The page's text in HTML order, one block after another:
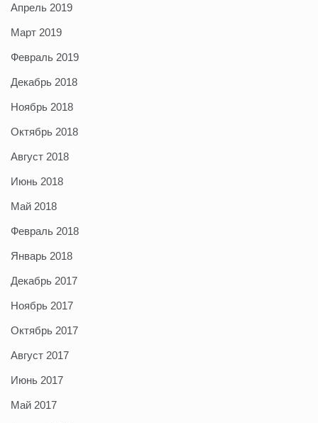
Апрель 2019
Март 2019
Февраль 2019
Декабрь 2018
Ноябрь 2018
Октябрь 2018
Август 2018
Июнь 2018
Май 2018
Февраль 2018
Январь 2018
Декабрь 2017
Ноябрь 2017
Октябрь 2017
Август 2017
Июнь 2017
Май 2017